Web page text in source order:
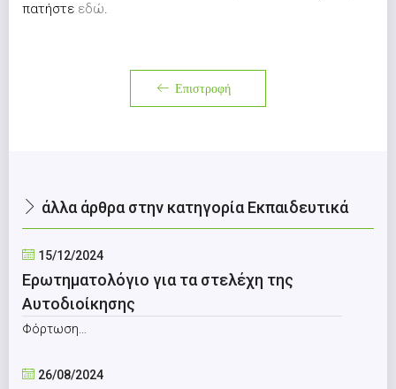
πατήστε εδώ.
Επιστροφή
άλλα άρθρα στην κατηγορία Εκπαιδευτικά
15/12/2024
Ερωτηματολόγιο για τα στελέχη της
Αυτοδιοίκησης
Φόρτωση…
26/08/2024